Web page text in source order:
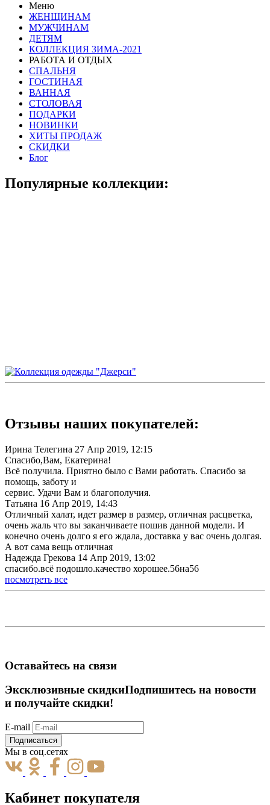
Меню
ЖЕНЩИНАМ
МУЖЧИНАМ
ДЕТЯМ
КОЛЛЕКЦИЯ ЗИМА-2021
РАБОТА И ОТДЫХ
СПАЛЬНЯ
ГОСТИНАЯ
ВАННАЯ
СТОЛОВАЯ
ПОДАРКИ
НОВИНКИ
ХИТЫ ПРОДАЖ
СКИДКИ
Блог
Популярные коллекции:
Отзывы наших покупателей:
Ирина Телегина 27 Апр 2019, 12:15
Спасибо,Вам, Екатерина!
Всё получила. Приятно было с Вами работать. Спасибо за
помощь, заботу и
сервис. Удачи Вам и благополучия.
Татьяна 16 Апр 2019, 14:43
Отличный халат, идет размер в размер, отличная расцветка,
очень жаль что вы заканчиваете пошив данной модели. И
конечно очень долго я его ждала, доставка у вас очень долгая.
А вот сама вещь отличная
Надежда Грекова 14 Апр 2019, 13:02
спасибо.всё подошло.качество хорошее.56на56
посмотреть все
Оставайтесь на связи
Эксклюзивные скидкиПодпишитесь на новости
и получайте скидки!
E-mail
Подписаться
Мы в соц.сетях
Кабинет покупателя